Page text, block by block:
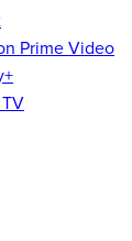
Prime Video